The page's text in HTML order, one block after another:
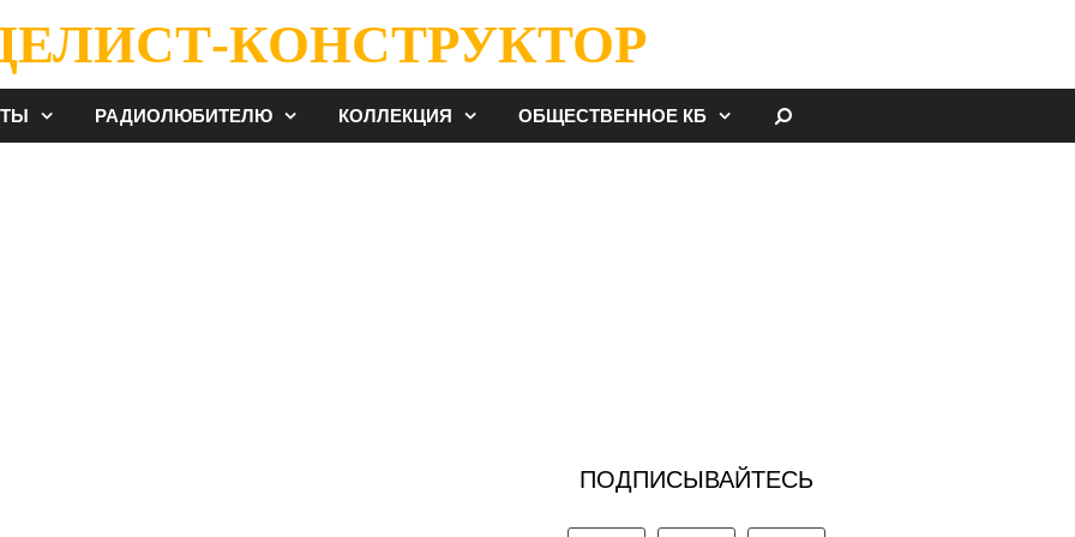
КОНСТРУКТОР
РАДИОЛЮБИТЕЛЮ КОЛЛЕКЦИЯ ОБЩЕСТВЕННОЕ КБ
ПОДПИСЫВАЙТЕСЬ